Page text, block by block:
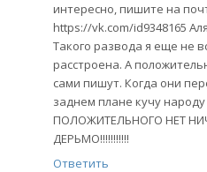
интересно, пишите на
https://vk.com/id9348165
Такого развода я еще не
расстроена. А
сами пишут. Когда они
заднем плане кучу
ПОЛОЖИТЕЛЬНОГО НЕТ
ДЕРЬМО!!!!!!!!!!!
Ответить